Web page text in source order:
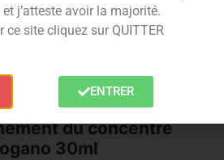
à découvrir un monde de
grâce auconcentré Hogano
et préparations DIY
atomique.
du concentré
30ml
j’atteste avoir la majorité.
ce site cliquez sur QUITTER
ENTRER